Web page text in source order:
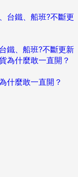
鐵、船班?不斷更新
什麼敢一直開？